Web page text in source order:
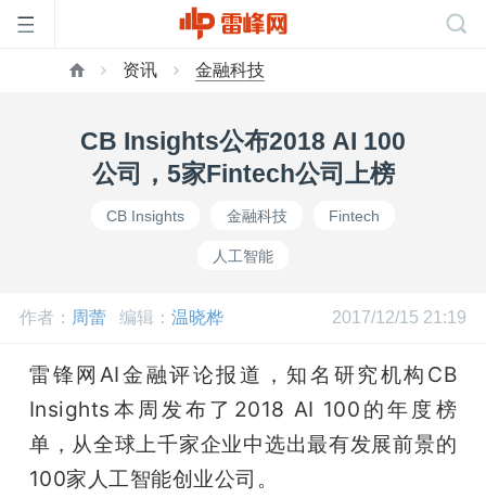
公
开
资讯 金融科技
CB Insights公布2018 AI 100
公司，5家Fintech公司上榜
CB Insights 金融科技 Fintech
人工智能
作者： 周蕾 编辑： 温晓桦 2017/12/15 21:19
雷锋网AI金融评论报道，知名研究机构CB
Insights本周发布了2018 AI 100的年度榜
单，从全球上千家企业中选出最有发展前景的
100家人工智能创业公司。